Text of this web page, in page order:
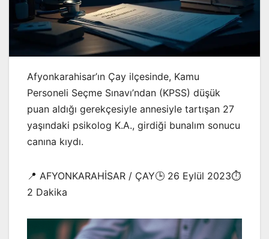
Afyonkarahisar’ın Çay ilçesinde, Kamu
Personeli Seçme Sınavı’ndan (KPSS) düşük
puan aldığı gerekçesiyle annesiyle tartışan 27
yaşındaki psikolog K.A., girdiği bunalım sonucu
canına kıydı.
📍 AFYONKARAHİSAR / ÇAY🕒 26 Eylül 2023⏱️
2 Dakika